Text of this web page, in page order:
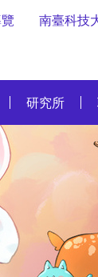
南臺科技
研究所